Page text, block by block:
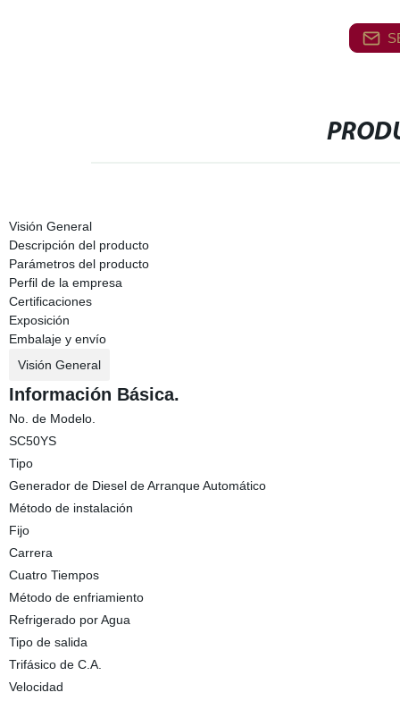
Visión General
Descripción del producto
Parámetros del producto
Perfil de la empresa
Certificaciones
Exposición
Embalaje y envío
Visión General
Información Básica.
No. de Modelo.
SC50YS
Tipo
Generador de Diesel de Arranque Automático
Método de instalación
Fijo
Carrera
Cuatro Tiempos
Método de enfriamiento
Refrigerado por Agua
Tipo de salida
Trifásico de C.A.
Velocidad